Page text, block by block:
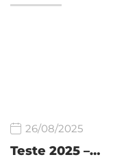
26/08/2025
Teste 2025 –…